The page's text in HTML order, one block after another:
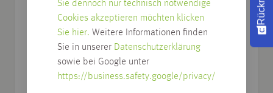
Sie dennoch nur technisch notwendige
Cookies akzeptieren möchten klicken
Sie hier. Weitere Informationen finden
Sie in unserer Datenschutzerklärung
sowie bei Google unter
https://business.safety.google/privacy/